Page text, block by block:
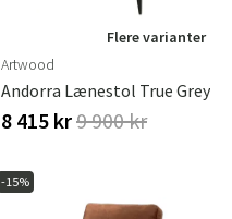
Flere varianter
Artwood
Andorra Lænestol True Grey
8 415 kr9 900 kr
-15%